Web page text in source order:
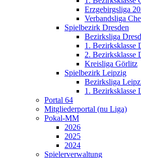
Erzgebirgsliga
Verbandsliga
Spielbezirk Dresden
Bezirksliga
1. Bezirksklasse
2. Bezirksklasse
Kreisliga Görlitz
Spielbezirk Leipzig
Bezirksliga
1. Bezirksklasse
Portal 64
Mitgliederportal (nu Liga)
Pokal-MM
2026
2025
2024
Spielerverwaltung